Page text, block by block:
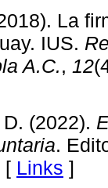
La
IUS.
A.C., 12
(2022).
.
[ Links ]